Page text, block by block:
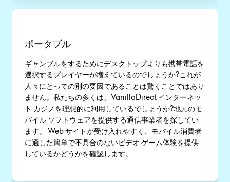
ポータブル
ギャンブルをするためにデスクトップよりも携帯電話を
選択するプレイヤーが増えているのでしょうか?これが
人々にとっての別の要因であることは驚くことではあり
ません。私たちの多くは、VanillaDirect インターネッ
ト カジノを理想的に利用しているでしょうか?地元のモ
バイル ソフトウェアを提供する通信事業者を探してい
ます。 Web サイトが受け入れやすく、モバイル消費者
に適した簡単で不具合のないビデオ ゲーム体験を提供
しているかどうかを確認します。